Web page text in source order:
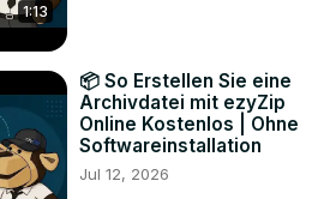
1:13
📦 So Erstellen Sie eine
Archivdatei mit ezyZip
Online Kostenlos | Ohne
Softwareinstallation
Jul 12, 2026